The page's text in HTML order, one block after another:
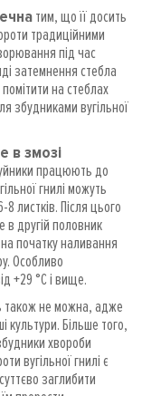
тим, що її досить
традиційними
під час
затемнення стебла
на стеблах
збудниками вугільної
в змозі
працюють до
гнилі можуть
листків. Після цього
в другій половник
на початку наливання
Особливо
+29 °С і вище.
також не можна, адже
Більше того,
хвороби
вугільної гнилі є
заглибити